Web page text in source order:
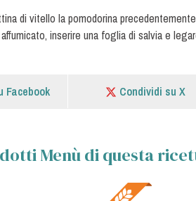
di vitello la pomodorina
inserire una foglia di salvia e
Facebook Condividi su X
Menù di questa